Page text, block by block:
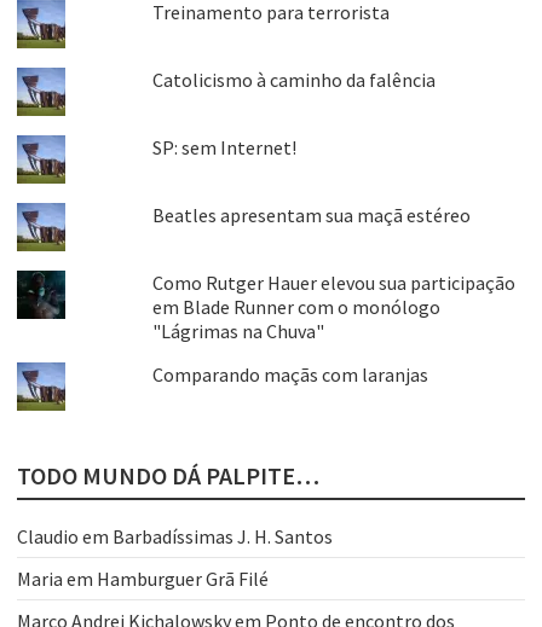
Treinamento para terrorista
Catolicismo à caminho da falência
SP: sem Internet!
Beatles apresentam sua maçã estéreo
Como Rutger Hauer elevou sua participação
em Blade Runner com o monólogo
"Lágrimas na Chuva"
Comparando maçãs com laranjas
TODO MUNDO DÁ PALPITE…
Claudio em Barbadíssimas J. H. Santos
Maria em Hamburguer Grã Filé
Marco Andrei Kichalowskyem Ponto de encontro dos